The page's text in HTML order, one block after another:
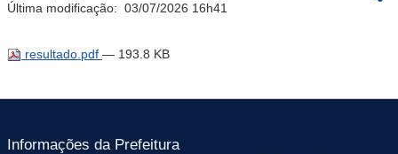
Última modificação: 03/07/2026 16h41
resultado.pdf — 193.8 KB
Informações da Prefeitura